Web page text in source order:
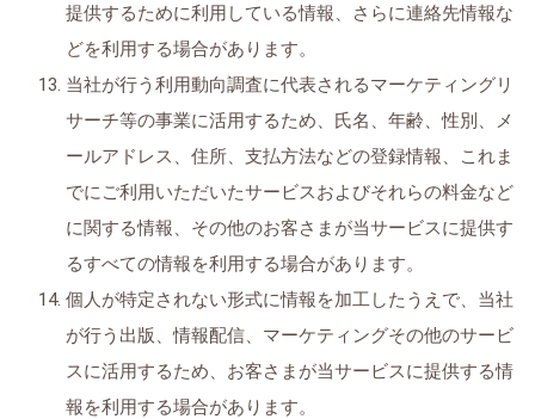
提供するために利用している情報、さらに連絡先情報な
どを利用する場合があります。
当社が行う利用動向調査に代表されるマーケティングリ
サーチ等の事業に活用するため、氏名、年齢、性別、メ
ールアドレス、住所、支払方法などの登録情報、これま
でにご利用いただいたサービスおよびそれらの料金など
に関する情報、その他のお客さまが当サービスに提供す
るすべての情報を利用する場合があります。
個人が特定されない形式に情報を加工したうえで、当社
が行う出版、情報配信、マーケティングその他のサービ
スに活用するため、お客さまが当サービスに提供する情
報を利用する場合があります。